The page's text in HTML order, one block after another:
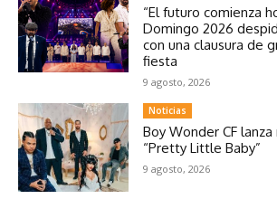
“El futuro comienza
Domingo 2026
con una clausura de
fiesta
9 agosto, 2026
Noticias
Boy Wonder CF
“Pretty Little Baby”
9 agosto, 2026